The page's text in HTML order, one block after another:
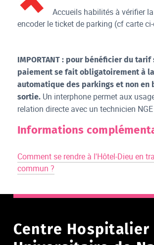
Accueils habilités à vérifier
encoder le ticket de parking (cf carte
IMPORTANT : pour bénéficier du
paiement se fait obligatoirement à
automatique des parkings et non en
sortie. Un interphone permet aux
relation directe avec un technicien
Informations
Comment se rendre à l'Hôtel-Dieu en
commun ?
Centre Hospitalier